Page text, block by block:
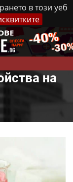
в този уеб
Контакти
на